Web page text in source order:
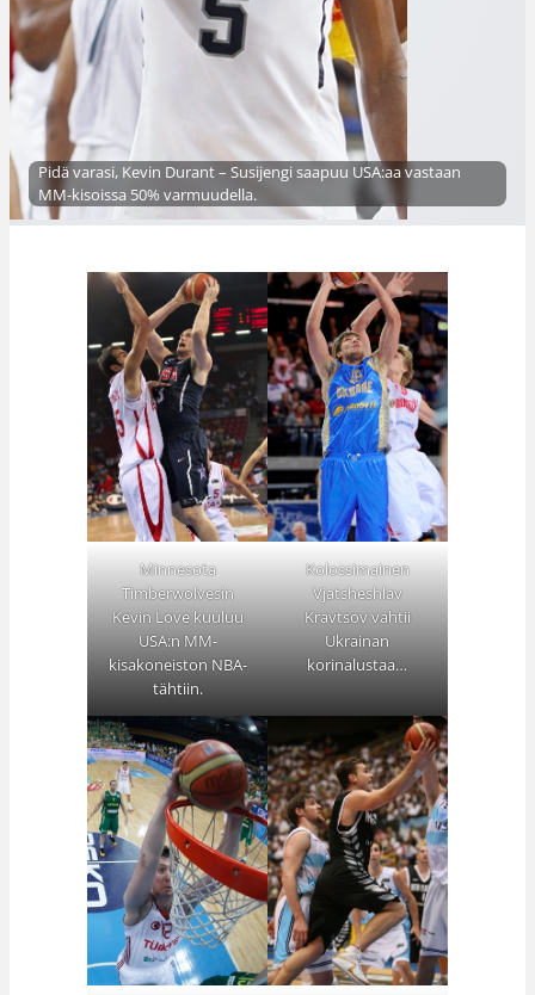
Pidä varasi, Kevin Durant – Susijengi saapuu USA:aa vastaan
MM-kisoissa 50% varmuudella.
Minnesota
Timberwolvesin
Kevin Love kuuluu
USA:n MM-
kisakoneiston NBA-
tähtiin.
Kolossimainen
Vjatsheshlav
Kravtsov vahtii
Ukrainan
korinalustaa…